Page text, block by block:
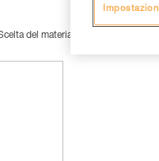
del materiale